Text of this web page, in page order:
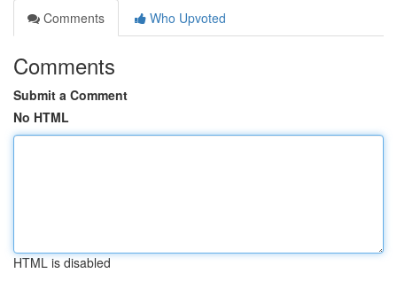
Comments
Who Upvoted
Comments
Submit a Comment
No HTML
HTML is disabled